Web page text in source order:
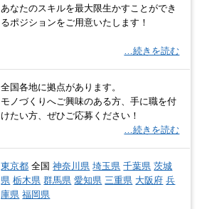
あなたのスキルを最大限生かすことができ
るポジションをご用意いたします！
…続きを読む
全国各地に拠点があります。
モノづくりへご興味のある方、手に職を付
けたい方、ぜひご応募ください！
…続きを読む
東京都 全国神奈川県 埼玉県 千葉県 茨城
県 栃木県 群馬県 愛知県 三重県 大阪府 兵
庫県 福岡県